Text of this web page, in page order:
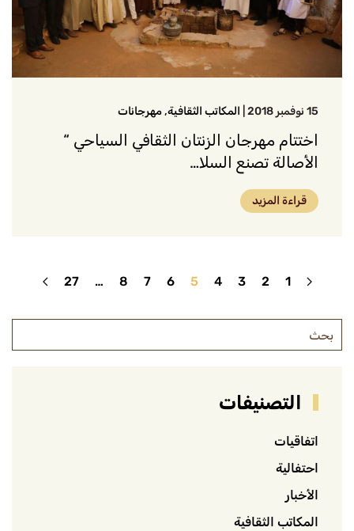
15 نوفمبر 2018 المكاتب الثقافية,مهرجانات
اختتام مهرجان الزنتان الثقافي السياحي “
الأصالة تصنع السلا…
قراءة المزيد
1
2
3
4
5
6
7
8
…
27
التصنيفات
اتفاقيات
احتفالية
الأخبار
المكاتب الثقافية